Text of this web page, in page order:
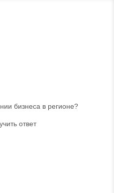
бизнеса в регионе?
ответ